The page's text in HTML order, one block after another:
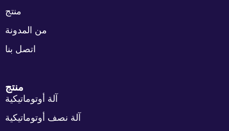
منتج
من المدونة
اتصل بنا
منتج
آلة أوتوماتيكية
آلة نصف أوتوماتيكية